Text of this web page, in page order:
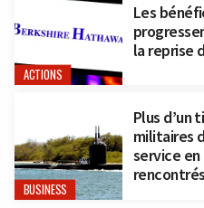
ACTIONS
Les
la reprise
BUSINESS
Plus d’un
militaires
service